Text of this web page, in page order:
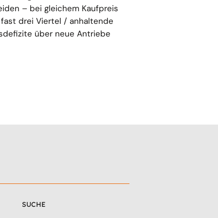
– bei gleichem Kaufpreis
drei Viertel / anhaltende
über neue Antriebe
SUCHE